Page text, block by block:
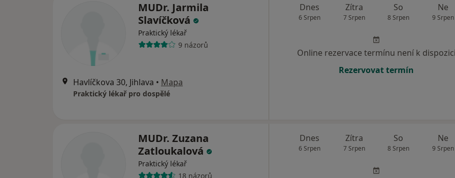
MUDr. Jarmila
Slavíčková
Praktický lékař
9 názorů
Havlíčkova 30, Jihlava • Mapa
Praktický lékař pro dospělé
Dnes
6 Srpen
Zítra
7 Srpen
So
8 Srpen
Ne
9 Srpen
Online rezervace termínu není k dispozici
Rezervovat termín
MUDr. Zuzana
Zatloukalová
Praktický lékař
18 názorů
Dnes
6 Srpen
Zítra
7 Srpen
So
8 Srpen
Ne
9 Srpen